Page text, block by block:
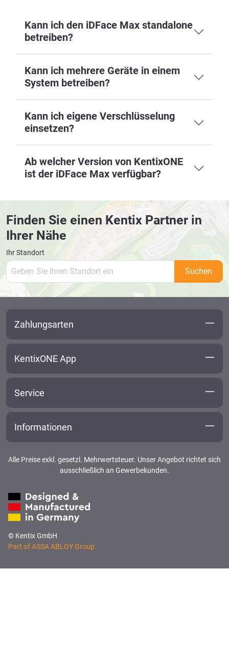
Kann ich den iDFace Max standalone
betreiben?
Kann ich mehrere Geräte in einem
System betreiben?
Kann ich eigene Verschlüsselung
einsetzen?
Ab welcher Version von KentixONE
ist der iDFace Max verfügbar?
Finden Sie einen Kentix Partner in
Ihrer Nähe
Ihr Standort
Suchen
Zahlungsarten
KentixONE App
Service
Informationen
Alle Preise exkl. gesetzl. Mehrwertsteuer. Unser Angebot richtet sich
ausschließlich an Gewerbekunden.
© Kentix GmbH
Part of ASSA ABLOY Group